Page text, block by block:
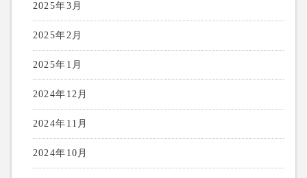
2025年3月
2025年2月
2025年1月
2024年12月
2024年11月
2024年10月